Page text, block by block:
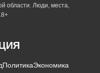
области. Люди, места,
ПолитикаЭкономика